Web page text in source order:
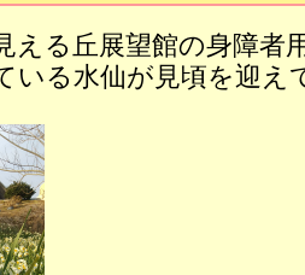
える丘展望館の身障者
いる水仙が見頃を迎え